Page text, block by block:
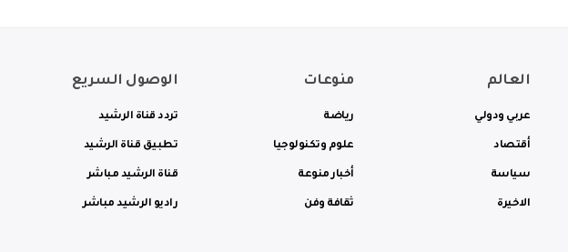
العالم
عربي ودولي
أقتصاد
سياسة
الاخيرة
منوعات
رياضة
علوم وتكنولوجيا
أخبار منوعة
ثقافة وفن
الوصول السريع
تردد قناة الرشيد
تطبيق قناة الرشيد
قناة الرشيد مباشر
راديو الرشيد مباشر